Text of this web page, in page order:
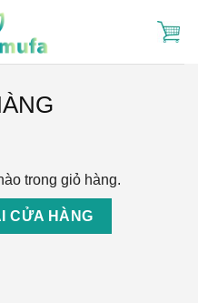
trong giỏ hàng.
CỬA HÀNG